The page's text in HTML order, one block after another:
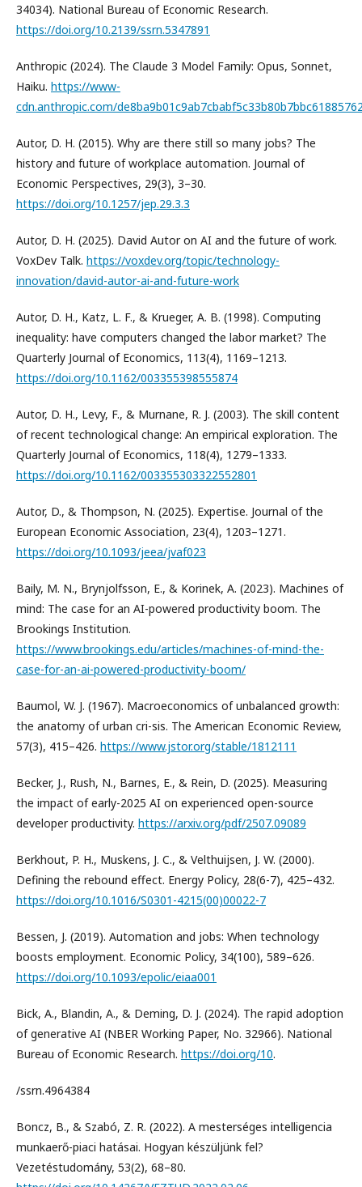
34034). National Bureau of Economic Research.
https://doi.org/10.2139/ssrn.5347891
Anthropic (2024). The Claude 3 Model Family: Opus, Sonnet,
Haiku. https://www-
cdn.anthropic.com/
Autor, D. H. (2015). Why are there still so many jobs? The
history and future of workplace automation. Journal of
Economic Perspectives, 29(3), 3–30.
https://doi.org/10.1257/jep.29.3.3
Autor, D. H. (2025). David Autor on AI and the future of work.
VoxDev Talk. https://voxdev.org/topic/technology-
innovation/david-autor-ai-and-future-work
Autor, D. H., Katz, L. F., & Krueger, A. B. (1998). Computing
inequality: have computers changed the labor market? The
Quarterly Journal of Economics, 113(4), 1169–1213.
https://doi.org/10.1162/003355398555874
Autor, D. H., Levy, F., & Murnane, R. J. (2003). The skill content
of recent technological change: An empirical exploration. The
Quarterly Journal of Economics, 118(4), 1279–1333.
https://doi.org/10.1162/003355303322552801
Autor, D., & Thompson, N. (2025). Expertise. Journal of the
European Economic Association, 23(4), 1203–1271.
https://doi.org/10.1093/jeea/jvaf023
Baily, M. N., Brynjolfsson, E., & Korinek, A. (2023). Machines of
mind: The case for an AI-powered productivity boom. The
Brookings Institution.
https://www.brookings.edu/articles/machines-of-mind-the-
case-for-an-ai-powered-productivity-boom/
Baumol, W. J. (1967). Macroeconomics of unbalanced growth:
the anatomy of urban cri-sis. The American Economic Review,
57(3), 415–426. https://www.jstor.org/stable/1812111
Becker, J., Rush, N., Barnes, E., & Rein, D. (2025). Measuring
the impact of early-2025 AI on experienced open-source
developer productivity. https://arxiv.org/pdf/2507.09089
Berkhout, P. H., Muskens, J. C., & Velthuijsen, J. W. (2000).
Defining the rebound effect. Energy Policy, 28(6-7), 425–432.
https://doi.org/10.1016/S0301-4215(00)00022-7
Bessen, J. (2019). Automation and jobs: When technology
boosts employment. Economic Policy, 34(100), 589–626.
https://doi.org/10.1093/epolic/eiaa001
Bick, A., Blandin, A., & Deming, D. J. (2024). The rapid adoption
of generative AI (NBER Working Paper, No. 32966). National
Bureau of Economic Research. https://doi.org/10.
/ssrn.4964384
Boncz, B., & Szabó, Z. R. (2022). A mesterséges intelligencia
munkaerő-piaci hatásai. Hogyan készüljünk fel?
Vezetéstudomány, 53(2), 68–80.